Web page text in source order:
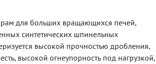
для больших вращающихся печей,
синтетических шпинельных
высокой прочностью дробления,
высокой огнеупорность под нагрузкой,